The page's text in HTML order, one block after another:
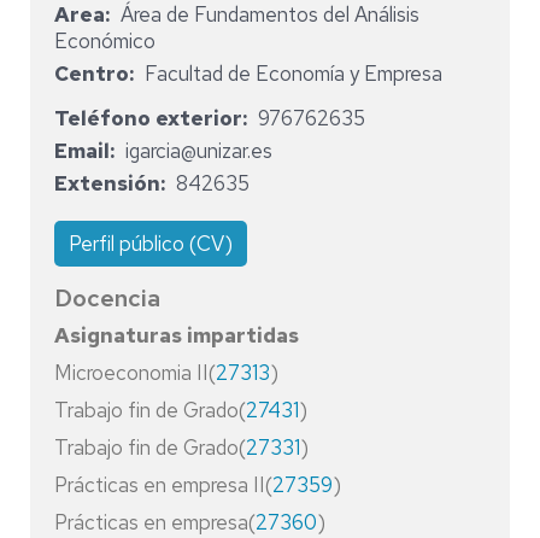
Area
Área de Fundamentos del Análisis
Económico
Centro
Facultad de Economía y Empresa
Teléfono exterior
976762635
Email
igarcia@unizar.es
Extensión
842635
Perfil público (CV)
Docencia
Asignaturas impartidas
Microeconomia II(27313)
Trabajo fin de Grado(27431)
Trabajo fin de Grado(27331)
Prácticas en empresa II(27359)
Prácticas en empresa(27360)